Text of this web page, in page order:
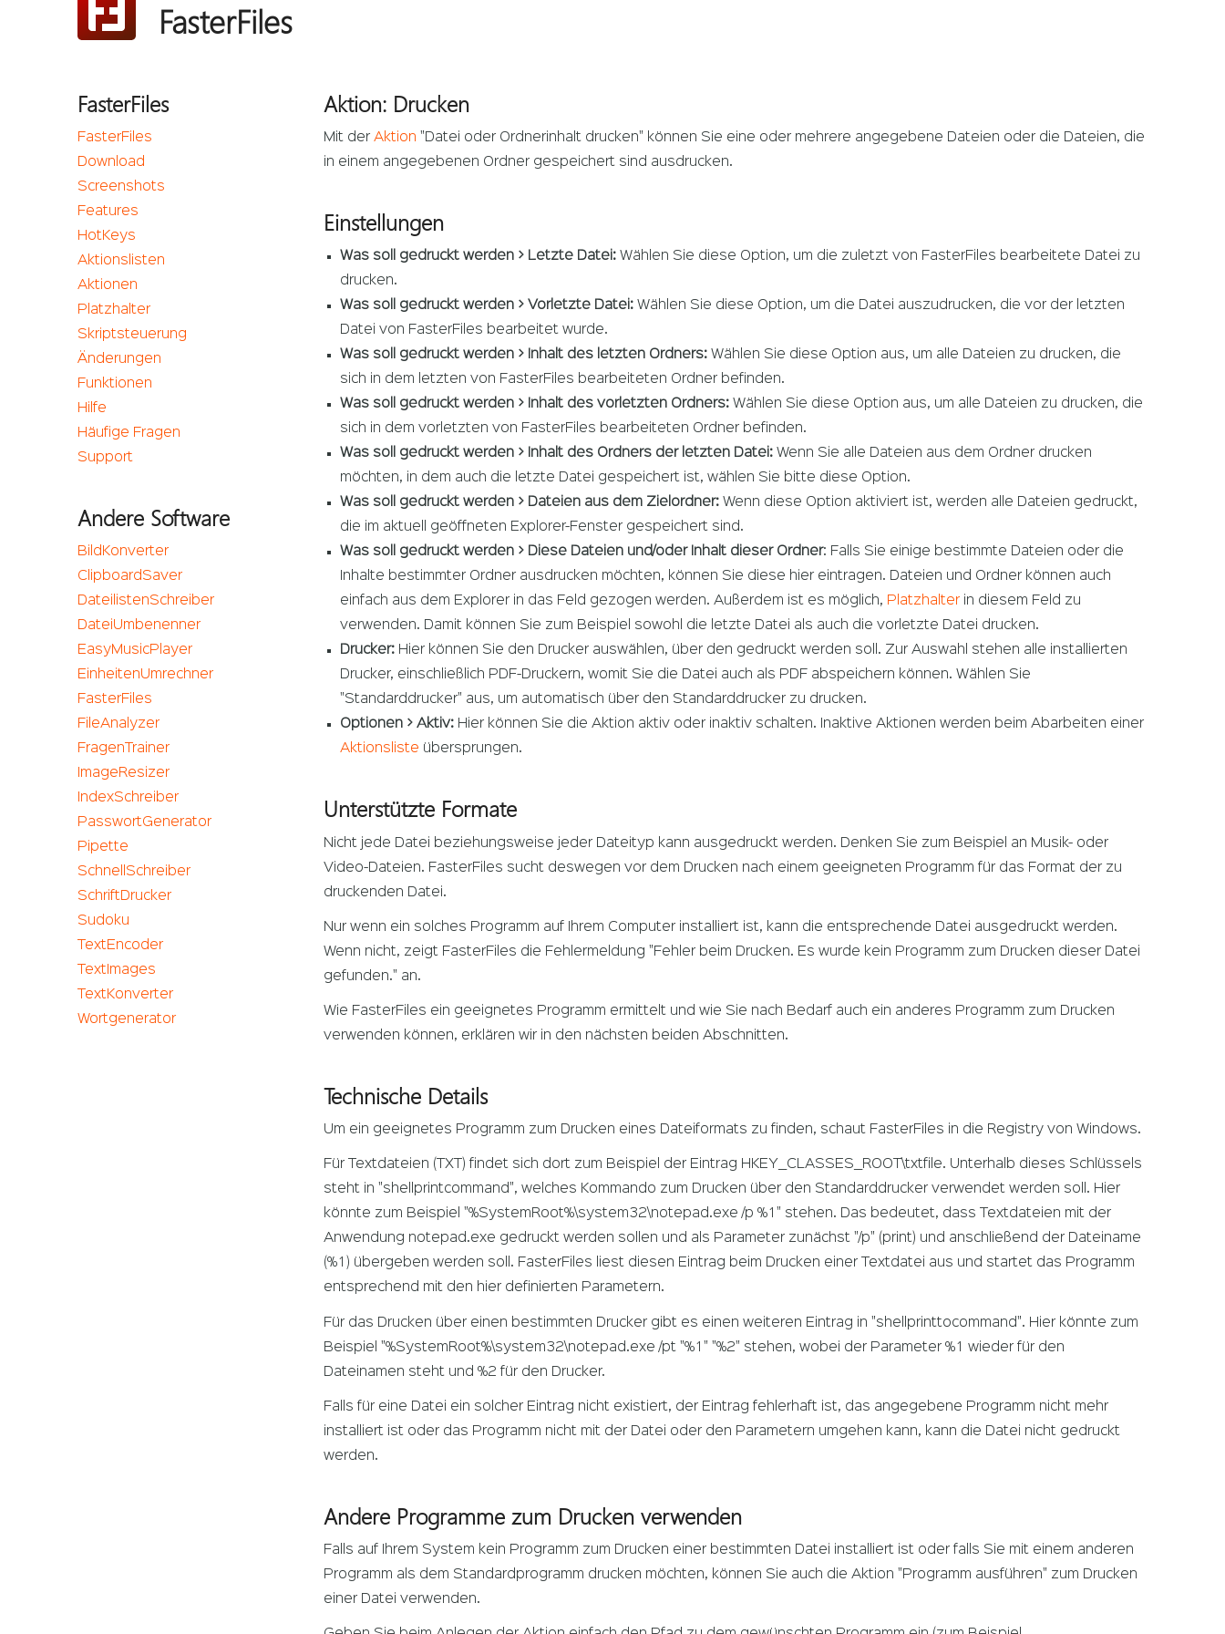
FasterFiles
FasterFiles
FasterFiles
Download
Screenshots
Features
HotKeys
Aktionslisten
Aktionen
Platzhalter
Skriptsteuerung
Änderungen
Funktionen
Hilfe
Häufige Fragen
Support
Andere Software
BildKonverter
ClipboardSaver
DateilistenSchreiber
DateiUmbenenner
EasyMusicPlayer
EinheitenUmrechner
FasterFiles
FileAnalyzer
FragenTrainer
ImageResizer
IndexSchreiber
PasswortGenerator
Pipette
SchnellSchreiber
SchriftDrucker
Sudoku
TextEncoder
TextImages
TextKonverter
Wortgenerator
Aktion: Drucken
Mit der Aktion "Datei oder Ordnerinhalt drucken" können Sie eine oder mehrere angegebene Dateien oder die Dateien, die
in einem angegebenen Ordner gespeichert sind ausdrucken.
Einstellungen
Was soll gedruckt werden > Letzte Datei:Wählen Sie diese Option, um die zuletzt von FasterFiles bearbeitete Datei zu
drucken.
Was soll gedruckt werden > Vorletzte Datei:Wählen Sie diese Option, um die Datei auszudrucken, die vor der letzten
Datei von FasterFiles bearbeitet wurde.
Was soll gedruckt werden > Inhalt des letzten Ordners:Wählen Sie diese Option aus, um alle Dateien zu drucken, die
sich in dem letzten von FasterFiles bearbeiteten Ordner befinden.
Was soll gedruckt werden > Inhalt des vorletzten Ordners:Wählen Sie diese Option aus, um alle Dateien zu drucken, die
sich in dem vorletzten von FasterFiles bearbeiteten Ordner befinden.
Was soll gedruckt werden > Inhalt des Ordners der letzten Datei:Wenn Sie alle Dateien aus dem Ordner drucken
möchten, in dem auch die letzte Datei gespeichert ist, wählen Sie bitte diese Option.
Was soll gedruckt werden > Dateien aus dem Zielordner:Wenn diese Option aktiviert ist, werden alle Dateien gedruckt,
die im aktuell geöffneten Explorer-Fenster gespeichert sind.
Was soll gedruckt werden > Diese Dateien und/oder Inhalt dieser Ordner: Falls Sie einige bestimmte Dateien oder die
Inhalte bestimmter Ordner ausdrucken möchten, können Sie diese hier eintragen. Dateien und Ordner können auch
einfach aus dem Explorer in das Feld gezogen werden. Außerdem ist es möglich, Platzhalterin diesem Feld zu
verwenden. Damit können Sie zum Beispiel sowohl die letzte Datei als auch die vorletzte Datei drucken.
Drucker: Hier können Sie den Drucker auswählen, über den gedruckt werden soll. Zur Auswahl stehen alle installierten
Drucker, einschließlich PDF-Druckern, womit Sie die Datei auch als PDF abspeichern können. Wählen Sie
"Standarddrucker" aus, um automatisch über den Standarddrucker zu drucken.
Optionen > Aktiv:Hier können Sie die Aktion aktiv oder inaktiv schalten. Inaktive Aktionen werden beim Abarbeiten einer
Aktionsliste übersprungen.
Unterstützte Formate
Nicht jede Datei beziehungsweise jeder Dateityp kann ausgedruckt werden. Denken Sie zum Beispiel an Musik- oder
Video-Dateien. FasterFiles sucht deswegen vor dem Drucken nach einem geeigneten Programm für das Format der zu
druckenden Datei.
Nur wenn ein solches Programm auf Ihrem Computer installiert ist, kann die entsprechende Datei ausgedruckt werden.
Wenn nicht, zeigt FasterFiles die Fehlermeldung "Fehler beim Drucken. Es wurde kein Programm zum Drucken dieser Datei
gefunden." an.
Wie FasterFiles ein geeignetes Programm ermittelt und wie Sie nach Bedarf auch ein anderes Programm zum Drucken
verwenden können, erklären wir in den nächsten beiden Abschnitten.
Technische Details
Um ein geeignetes Programm zum Drucken eines Dateiformats zu finden, schaut FasterFiles in die Registry von Windows.
Für Textdateien (TXT) findet sich dort zum Beispiel der Eintrag HKEY_CLASSES_ROOT\txtfile. Unterhalb dieses Schlüssels
steht in "shellprintcommand", welches Kommando zum Drucken über den Standarddrucker verwendet werden soll. Hier
könnte zum Beispiel "%SystemRoot%\system32\notepad.exe /p %1" stehen. Das bedeutet, dass Textdateien mit der
Anwendung notepad.exe gedruckt werden sollen und als Parameter zunächst "/p" (print) und anschließend der Dateiname
(%1) übergeben werden soll. FasterFiles liest diesen Eintrag beim Drucken einer Textdatei aus und startet das Programm
entsprechend mit den hier definierten Parametern.
Für das Drucken über einen bestimmten Drucker gibt es einen weiteren Eintrag in "shellprinttocommand". Hier könnte zum
Beispiel "%SystemRoot%\system32\notepad.exe /pt "%1" "%2" stehen, wobei der Parameter %1 wieder für den
Dateinamen steht und %2 für den Drucker.
Falls für eine Datei ein solcher Eintrag nicht existiert, der Eintrag fehlerhaft ist, das angegebene Programm nicht mehr
installiert ist oder das Programm nicht mit der Datei oder den Parametern umgehen kann, kann die Datei nicht gedruckt
werden.
Andere Programme zum Drucken verwenden
Falls auf Ihrem System kein Programm zum Drucken einer bestimmten Datei installiert ist oder falls Sie mit einem anderen
Programm als dem Standardprogramm drucken möchten, können Sie auch die Aktion "Programm ausführen" zum Drucken
einer Datei verwenden.